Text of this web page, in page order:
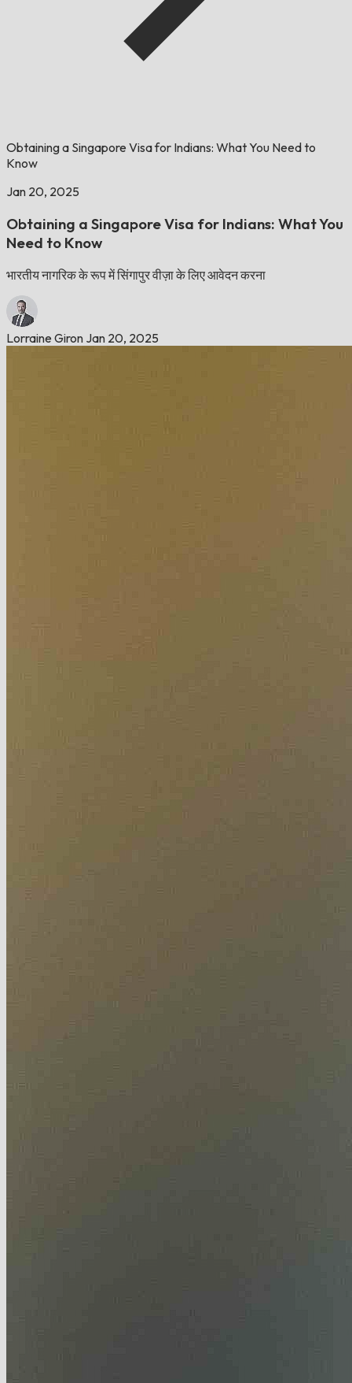
Obtaining a Singapore Visa for Indians: What You Need to
Know
Jan 20, 2025
Obtaining a Singapore Visa for Indians: What You
Need to Know
भारतीय नागरिक के रूप में सिंगापुर वीज़ा के लिए आवेदन करना
Lorraine Giron Jan 20, 2025